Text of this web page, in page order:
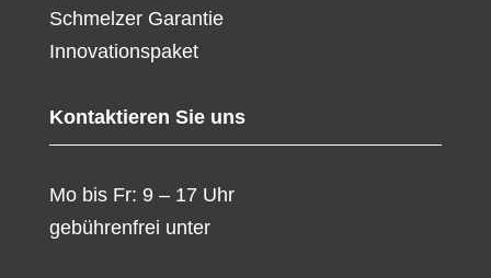
Schmelzer Garantie
Innovationspaket
Kontaktieren Sie uns
Mo bis Fr: 9 – 17 Uhr
gebührenfrei unter